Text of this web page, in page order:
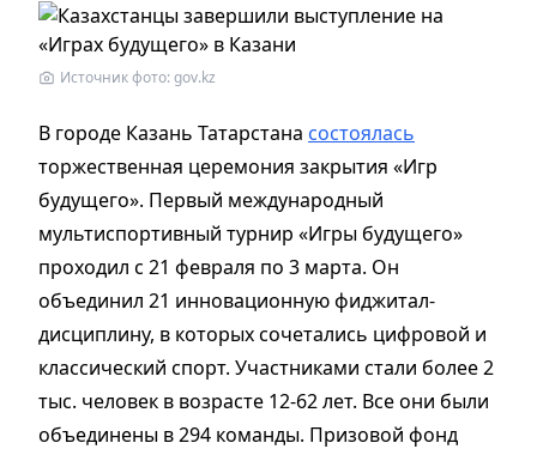
Источник фото: gov.kz
В городе Казань Татарстана состоялась
торжественная церемония закрытия «Игр
будущего». Первый международный
мультиспортивный турнир «Игры будущего»
проходил с 21 февраля по 3 марта. Он
объединил 21 инновационную фиджитал-
дисциплину, в которых сочетались цифровой и
классический спорт. Участниками стали более 2
тыс. человек в возрасте 12-62 лет. Все они были
объединены в 294 команды. Призовой фонд